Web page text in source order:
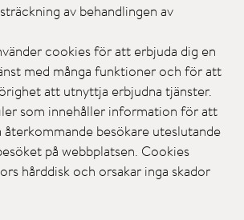
av behandlingen av
cookies för att erbjuda dig en
med många funktioner och för att
att utnyttja erbjudna tjänster.
som innehåller information för att
besökare uteslutande
på webbplatsen. Cookies
hårddisk och orsakar inga skador